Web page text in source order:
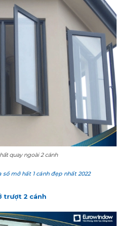
quay ngoài 2 cánh
sổ mở hất 1 cánh đẹp nhất 2022
trượt 2 cánh